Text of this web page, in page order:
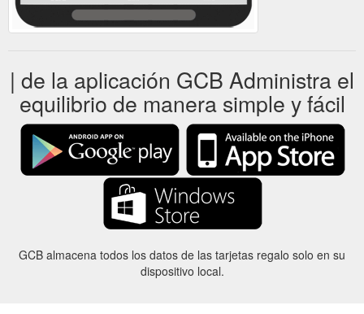
| de la aplicación GCB Administra el
equilibrio de manera simple y fácil
GCB almacena todos los datos de las tarjetas regalo solo en su
dispositivo local.